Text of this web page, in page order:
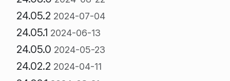
24.05.2 2024-07-04
24.05.1 2024-06-13
24.05.0 2024-05-23
24.02.2 2024-04-11